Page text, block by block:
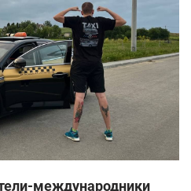
международники